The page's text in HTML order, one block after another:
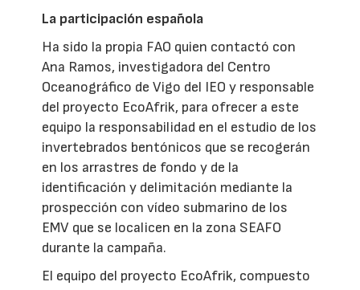
La participación española
Ha sido la propia FAO quien contactó con
Ana Ramos, investigadora del Centro
Oceanográfico de Vigo del IEO y responsable
del proyecto EcoAfrik, para ofrecer a este
equipo la responsabilidad en el estudio de los
invertebrados bentónicos que se recogerán
en los arrastres de fondo y de la
identificación y delimitación mediante la
prospección con vídeo submarino de los
EMV que se localicen en la zona SEAFO
durante la campaña.
El equipo del proyecto EcoAfrik, compuesto